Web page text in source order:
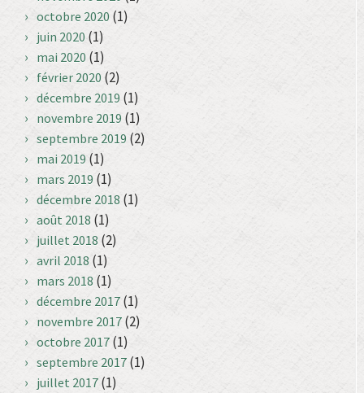
octobre 2020 (1)
juin 2020 (1)
mai 2020 (1)
février 2020 (2)
décembre 2019 (1)
novembre 2019 (1)
septembre 2019 (2)
mai 2019 (1)
mars 2019 (1)
décembre 2018 (1)
août 2018 (1)
juillet 2018 (2)
avril 2018 (1)
mars 2018 (1)
décembre 2017 (1)
novembre 2017 (2)
octobre 2017 (1)
septembre 2017 (1)
juillet 2017 (1)